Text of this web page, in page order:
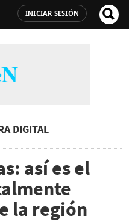
INICIAR SESIÓN
DIGITAL
así es el
la región